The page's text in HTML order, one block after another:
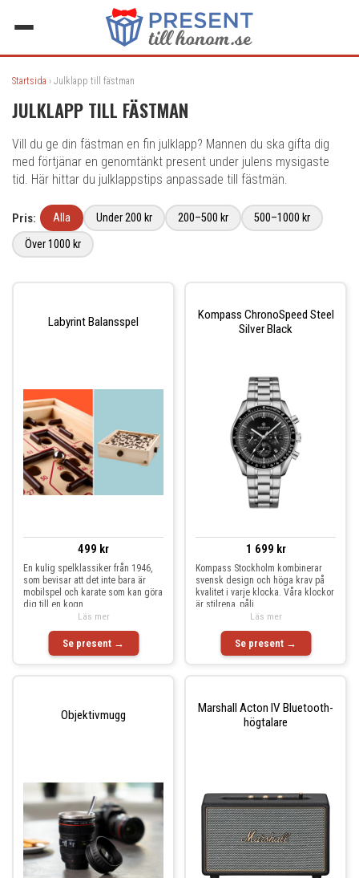
Startsida › Julklapp till fästman
JULKLAPP TILL FÄSTMAN
Vill du ge din fästman en fin julklapp? Mannen du ska gifta dig
med förtjänar en genomtänkt present under julens mysigaste
tid. Här hittar du julklappstips anpassade till fästmän.
Pris: Alla Under 200 kr 200–500 kr
500–1000 kr
Över 1000 kr
Labyrint Balansspel
499 kr
En kulig spelklassiker från 1946,
som bevisar att det inte bara är
mobilspel och karate som kan göra
dig till en kogn
Se present →
Läs mer
Kompass ChronoSpeed Steel
Silver Black
1 699 kr
Kompass Stockholm kombinerar
svensk design och höga krav på
kvalitet i varje klocka. Våra klockor
är stilrena, påli
Se present →
Läs mer
Objektivmugg
Marshall Acton IV Bluetooth-
högtalare